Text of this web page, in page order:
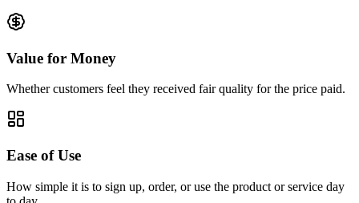
Value for Money
Whether customers feel they received fair quality for the price paid.
Ease of Use
How simple it is to sign up, order, or use the product or service day